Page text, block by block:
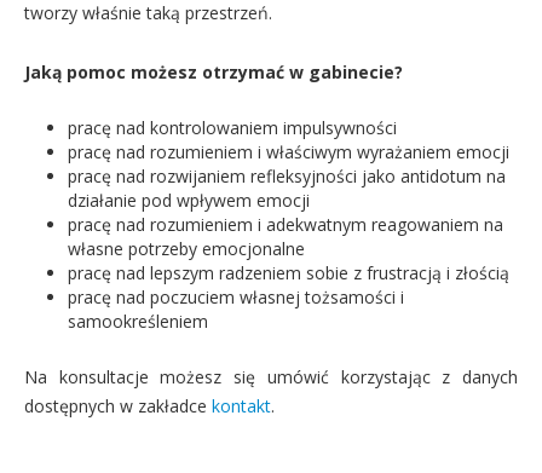
tworzy właśnie taką przestrzeń.
Jaką pomoc możesz otrzymać w gabinecie?
pracę nad kontrolowaniem impulsywności
pracę nad rozumieniem i właściwym wyrażaniem emocji
pracę nad rozwijaniem refleksyjności jako antidotum na
działanie pod wpływem emocji
pracę nad rozumieniem i adekwatnym reagowaniem na
własne potrzeby emocjonalne
pracę nad lepszym radzeniem sobie z frustracją i złością
pracę nad poczuciem własnej tożsamości i
samookreśleniem
Na konsultacje możesz się umówić korzystając z danych
dostępnych w zakładce kontakt.